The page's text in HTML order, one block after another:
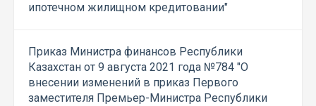
ипотечном жилищном кредитовании"
Приказ Министра финансов Республики
Казахстан от 9 августа 2021 года №784 "О
внесении изменений в приказ Первого
заместителя Премьер-Министра Республики